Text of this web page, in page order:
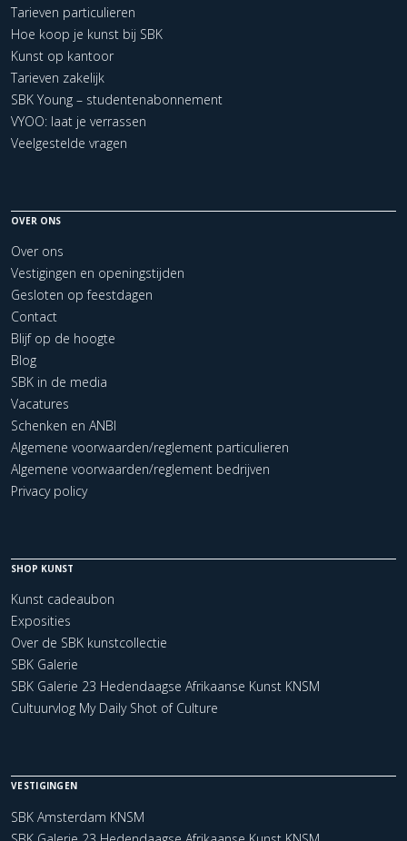
Tarieven particulieren
Hoe koop je kunst bij SBK
Kunst op kantoor
Tarieven zakelijk
SBK Young – studentenabonnement
VYOO: laat je verrassen
Veelgestelde vragen
OVER ONS
Over ons
Vestigingen en openingstijden
Gesloten op feestdagen
Contact
Blijf op de hoogte
Blog
SBK in de media
Vacatures
Schenken en ANBI
Algemene voorwaarden/reglement particulieren
Algemene voorwaarden/reglement bedrijven
Privacy policy
SHOP KUNST
Kunst cadeaubon
Exposities
Over de SBK kunstcollectie
SBK Galerie
SBK Galerie 23 Hedendaagse Afrikaanse Kunst KNSM
Cultuurvlog My Daily Shot of Culture
VESTIGINGEN
SBK Amsterdam KNSM